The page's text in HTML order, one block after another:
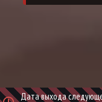
Дата выхода